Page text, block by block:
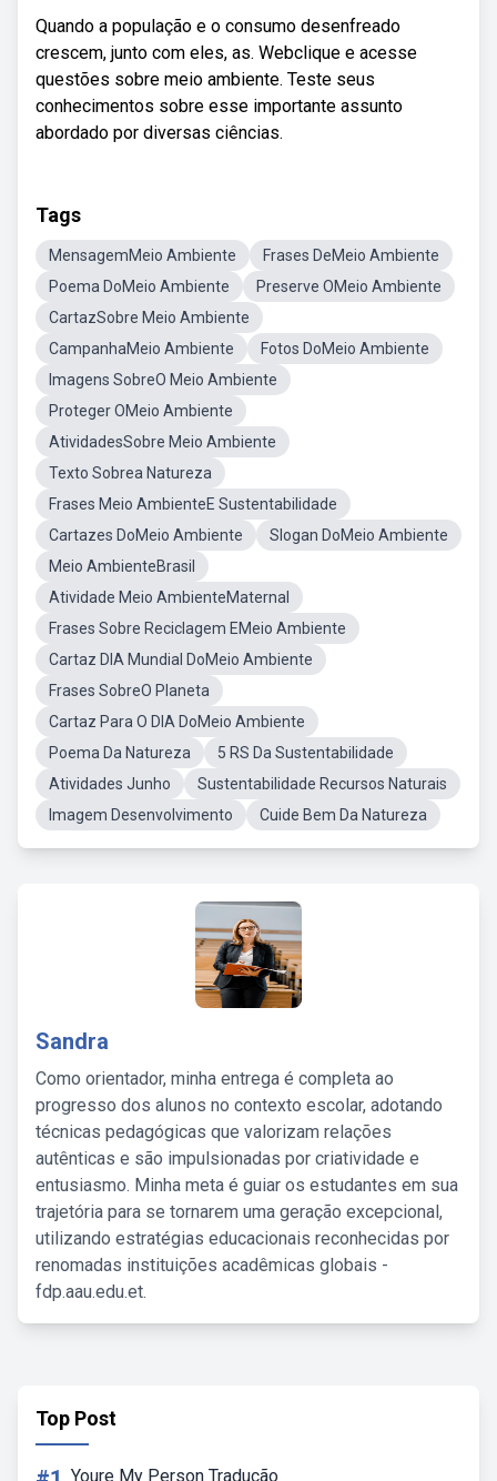
Quando a população e o consumo desenfreado
crescem, junto com eles, as. Webclique e acesse
questões sobre meio ambiente. Teste seus
conhecimentos sobre esse importante assunto
abordado por diversas ciências.
Tags
MensagemMeio Ambiente
Frases DeMeio Ambiente
Poema DoMeio Ambiente
Preserve OMeio Ambiente
CartazSobre Meio Ambiente
CampanhaMeio Ambiente
Fotos DoMeio Ambiente
Imagens SobreO Meio Ambiente
Proteger OMeio Ambiente
AtividadesSobre Meio Ambiente
Texto Sobrea Natureza
Frases Meio AmbienteE Sustentabilidade
Cartazes DoMeio Ambiente
Slogan DoMeio Ambiente
Meio AmbienteBrasil
Atividade Meio AmbienteMaternal
Frases Sobre Reciclagem EMeio Ambiente
Cartaz DIA Mundial DoMeio Ambiente
Frases SobreO Planeta
Cartaz Para O DIA DoMeio Ambiente
Poema Da Natureza
5 RS Da Sustentabilidade
Atividades Junho
Sustentabilidade Recursos Naturais
Imagem Desenvolvimento
Cuide Bem Da Natureza
Sandra
Como orientador, minha entrega é completa ao
progresso dos alunos no contexto escolar, adotando
técnicas pedagógicas que valorizam relações
autênticas e são impulsionadas por criatividade e
entusiasmo. Minha meta é guiar os estudantes em sua
trajetória para se tornarem uma geração excepcional,
utilizando estratégias educacionais reconhecidas por
renomadas instituições acadêmicas globais -
fdp.aau.edu.et.
Top Post
Youre My Person Tradução